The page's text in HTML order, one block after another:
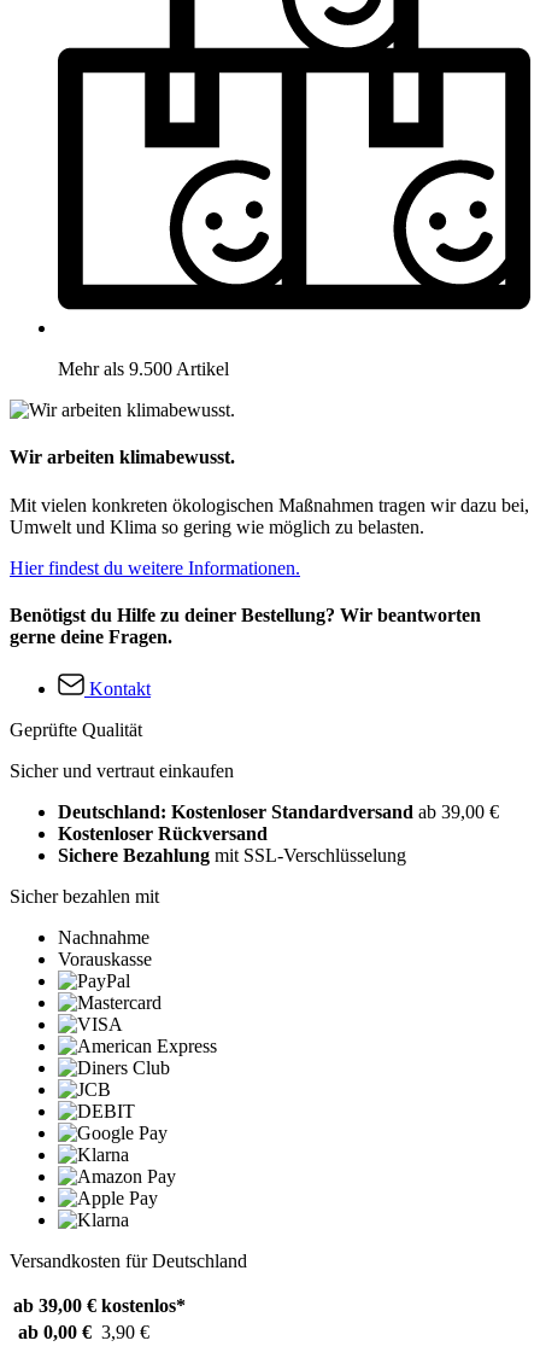
Mehr als 9.500 Artikel
Wir arbeiten klimabewusst.
Mit vielen konkreten ökologischen Maßnahmen tragen wir dazu bei,
Umwelt und Klima so gering wie möglich zu belasten.
Hier findest du weitere Informationen.
Benötigst du Hilfe zu deiner Bestellung? Wir beantworten
gerne deine Fragen.
Kontakt
Geprüfte Qualität
Sicher und vertraut einkaufen
Deutschland: Kostenloser Standardversand ab 39,00 €
Kostenloser Rückversand
Sichere Bezahlung mit SSL-Verschlüsselung
Sicher bezahlen mit
Nachnahme
Vorauskasse
Versandkosten für Deutschland
ab 39,00 € kostenlos*
ab 0,00 € 3,90 €